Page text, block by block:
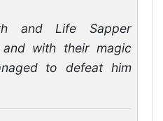
and Life Sapper
with their magic
to defeat him